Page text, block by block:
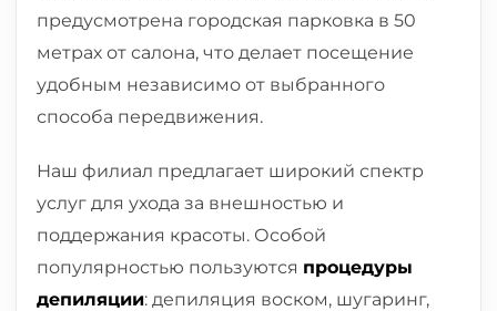
предусмотрена городская парковка в 50
метрах от салона, что делает посещение
удобным независимо от выбранного
способа передвижения.
Наш филиал предлагает широкий спектр
услуг для ухода за внешностью и
поддержания красоты. Особой
популярностью пользуются процедуры
депиляции: депиляция воском, шугаринг,